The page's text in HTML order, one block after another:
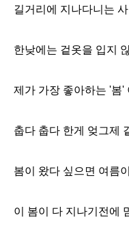
길거리에 지나다니는
한낮에는 겉옷을 입지
제가 가장 좋아하는 '봄'
춥다 춥다 한게 엊그제
봄이 왔다 싶으면 여름
이 봄이 다 지나기전에